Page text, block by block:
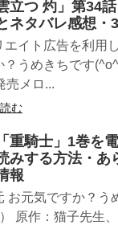
立つ 灼」第34
ネタバレ感想・
エイト広告を利用
？うめきちです
売メロ...
む
重騎士」1巻を
みする方法・あ
報
お元気ですか？う
） 原作：猫子先生